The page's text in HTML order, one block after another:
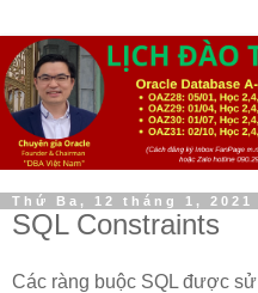
Thứ Ba, 12 tháng 1, 2021
SQL Constraints
Các ràng buộc SQL được